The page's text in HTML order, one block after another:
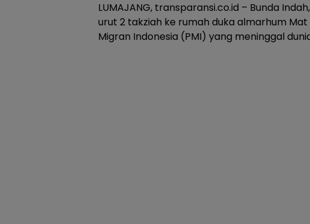
LUMAJANG, transparansi.co.id – Bunda
urut 2 takziah ke rumah duka almarhum
Migran Indonesia (PMI) yang meninggal